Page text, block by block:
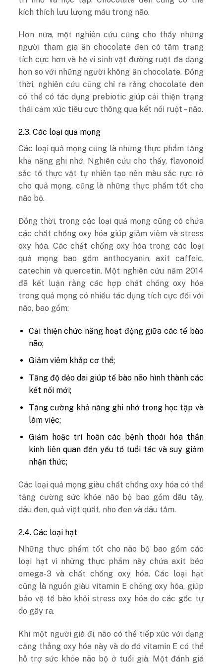
kích thích lưu lượng máu trong não.
Hơn nữa, một nghiên cứu cũng cho thấy những
người tham gia ăn chocolate đen có tâm trạng
tích cực hơn và hệ vi sinh vật đường ruột đa dạng
hơn so với những người không ăn chocolate. Đồng
thời, nghiên cứu cũng chỉ ra rằng chocolate đen
có thể có tác dụng prebiotic giúp cải thiện trạng
thái cảm xúc tiêu cực thông qua kết nối ruột – não.
2.3. Các loại quả mọng
Các loại quả mọng cũng là những thực phẩm tăng
khả năng ghi nhớ. Nghiên cứu cho thấy, flavonoid
sắc tố thực vật tự nhiên tạo nên màu sắc rực rỡ
cho quả mọng, cũng là những thực phẩm tốt cho
não bộ.
Đồng thời, trong các loại quả mọng cũng có chứa
các chất chống oxy hóa giúp giảm viêm và stress
oxy hóa. Các chất chống oxy hóa trong các loại
quả mọng bao gồm anthocyanin, axit caffeic,
catechin và quercetin. Một nghiên cứu năm 2014
đã kết luận rằng các hợp chất chống oxy hóa
trong quả mọng có nhiều tác dụng tích cực đối với
não, bao gồm:
Cải thiện chức năng hoạt động giữa các tế bào
não;
Giảm viêm khắp cơ thể;
Tăng độ dẻo dai giúp tế bào não hình thành các
kết nối mới;
Tăng cường khả năng ghi nhớ trong học tập và
làm việc;
Giảm hoặc trì hoãn các bệnh thoái hóa thần
kinh liên quan đến yếu tố tuổi tác và suy giảm
nhận thức;
Các loại quả mọng giàu chất chống oxy hóa có thể
tăng cường sức khỏe não bộ bao gồm dâu tây,
dâu đen, quả việt quất, nho đen và dâu tằm.
2.4. Các loại hạt
Những thực phẩm tốt cho não bộ bao gồm các
loại hạt vì những thực phẩm này chứa axit béo
omega-3 và chất chống oxy hóa. Các loại hạt
cũng là nguồn giàu vitamin E chống oxy hóa, giúp
bảo vệ tế bào khỏi stress oxy hóa do các gốc tự
do gây ra.
Khi một người già đi, não có thể tiếp xúc với dạng
căng thẳng oxy hóa này và do đó vitamin E có thể
hỗ trợ sức khỏe não bộ ở tuổi già. Một đánh giá